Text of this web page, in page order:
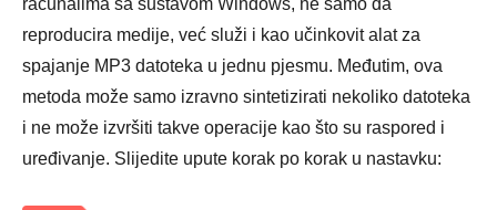
3. korak
reproducira medije, već služi i kao učinkovit alat za
spajanje MP3 datoteka u jednu pjesmu. Međutim, ova
metoda može samo izravno sintetizirati nekoliko datoteka
i ne može izvršiti takve operacije kao što su raspored i
uređivanje. Slijedite upute korak po korak u nastavku: